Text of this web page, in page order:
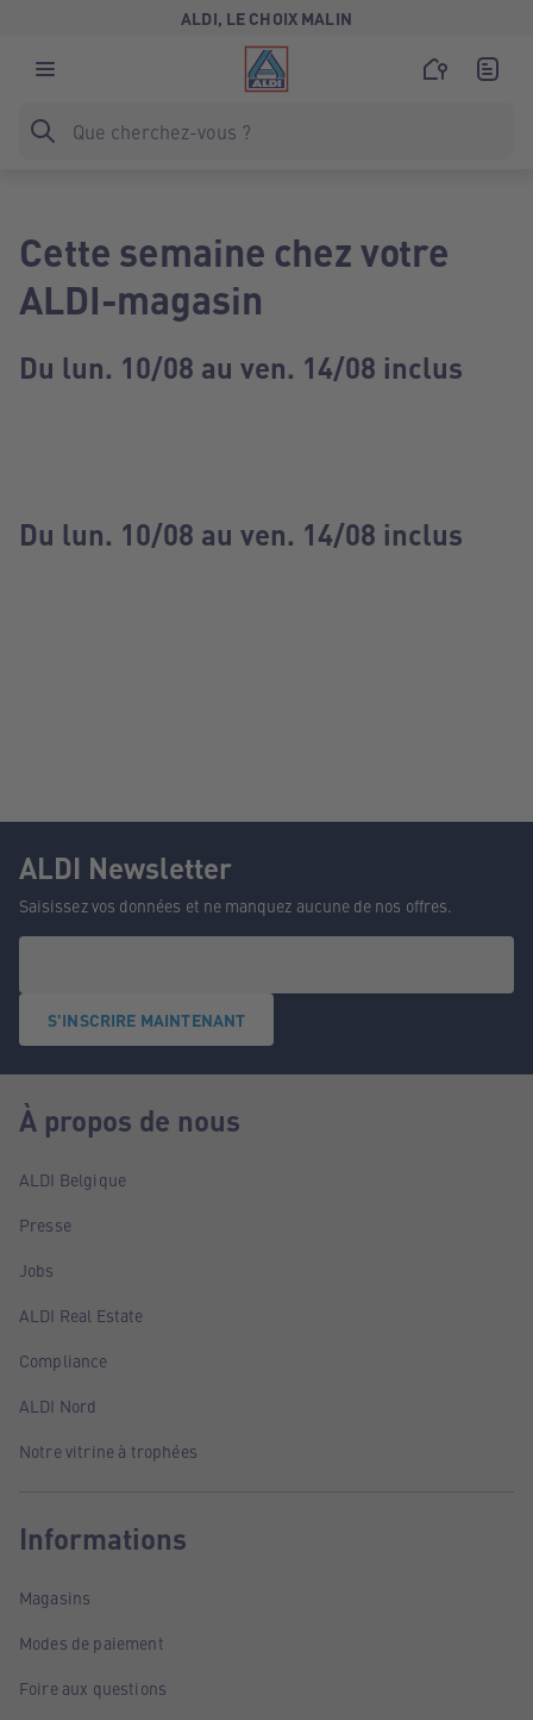
ALDI, LE CHOIX MALIN
Cette semaine chez votre
ALDI-magasin
Du lun. 10/08 au ven. 14/08 inclus
Du lun. 10/08 au ven. 14/08 inclus
ALDI Newsletter
Saisissez vos données et ne manquez aucune de nos offres.
S'INSCRIRE MAINTENANT
À propos de nous
ALDI Belgique
Presse
Jobs
ALDI Real Estate
Compliance
ALDI Nord
Notre vitrine à trophées
Informations
Magasins
Modes de paiement
Foire aux questions